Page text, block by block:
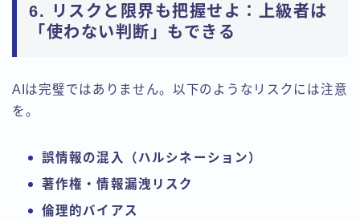
6. リスクと限界も把握せよ：上級者は
「使わない判断」もできる
AIは完璧ではありません。以下のようなリスクには注意
を。
誤情報の混入（ハルシネーション）
著作権・情報漏洩リスク
倫理的バイアス